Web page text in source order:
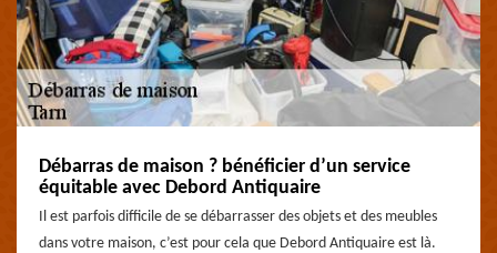
Débarras de maison ? bénéficier d’un service
équitable avec Debord Antiquaire
Il est parfois difficile de se débarrasser des objets et des meubles
dans votre maison, c’est pour cela que Debord Antiquaire est là.